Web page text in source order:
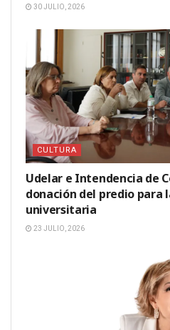
30 JULIO, 2026
CULTURA
Udelar e Intendencia de
donación del predio para
universitaria
23 JULIO, 2026